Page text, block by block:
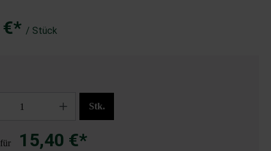
€* / Stück
Stk.
15,40 €*